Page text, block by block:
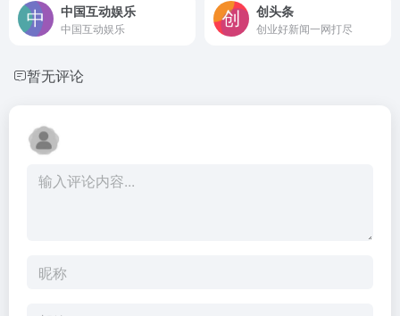
中国互动娱乐
中国互动娱乐
创头条
创业好新闻一网打尽
暂无评论